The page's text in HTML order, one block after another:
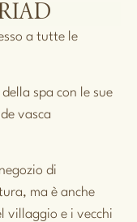
a tutte le
spa con le sue
vasca
di
ma è anche
villaggio e i vecchi